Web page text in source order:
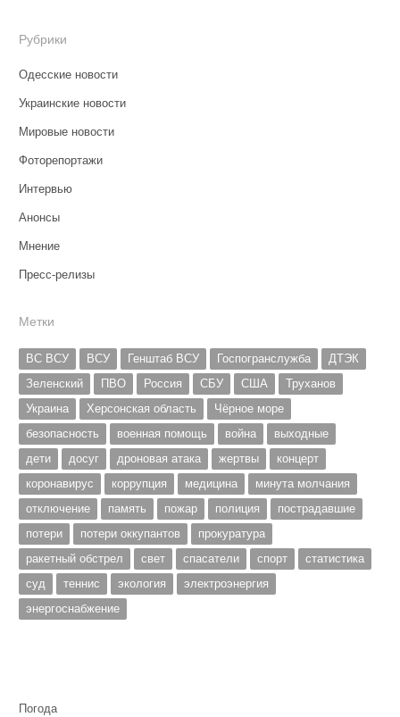
Рубрики
Одесские новости
Украинские новости
Мировые новости
Фоторепортажи
Интервью
Анонсы
Мнение
Пресс-релизы
Метки
ВС ВСУ ВСУ Генштаб ВСУ Госпогранслужба
ДТЭК
Зеленский
ПВО Россия СБУ США
Труханов
Украина
Херсонская область
Чёрное море
безопасность
военная помощь война
выходные
дети
досуг дроновая атака жертвы
концерт
коронавирус
коррупция медицина
минута молчания
отключение
память пожар полиция
пострадавшие
потери
потери оккупантов
прокуратура
ракетный обстрел
свет спасатели спорт
статистика
суд
теннис экология
электроэнергия
энергоснабжение
Погода